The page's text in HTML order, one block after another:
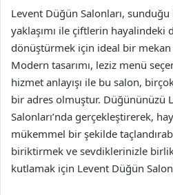
Levent Düğün Salonları,
yaklaşımı ile çiftlerin hayalindeki
dönüştürmek için ideal bir mekan
Modern tasarımı, leziz menü
hizmet anlayışı ile bu salon,
bir adres olmuştur. Düğününüzü
Salonları’nda gerçekleştirerek,
mükemmel bir şekilde
biriktirmek ve sevdiklerinizle
kutlamak için Levent Düğün